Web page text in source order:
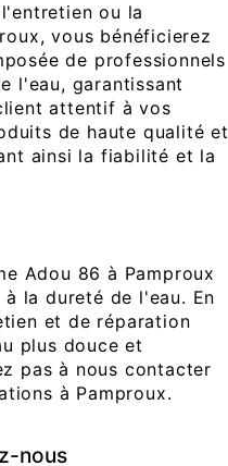
ou la
vous bénéficierez
de professionnels
l'eau, garantissant
attentif à vos
de haute qualité et
ainsi la fiabilité et la
Adou 86 à Pamproux
la dureté de l'eau. En
et de réparation
plus douce et
pas à nous contacter
à Pamproux.
nous